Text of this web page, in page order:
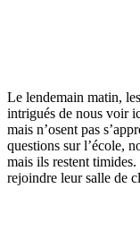
Le lendemain matin,
intrigués de nous voir
mais n’osent pas
questions sur l’école,
mais ils restent
rejoindre leur salle de